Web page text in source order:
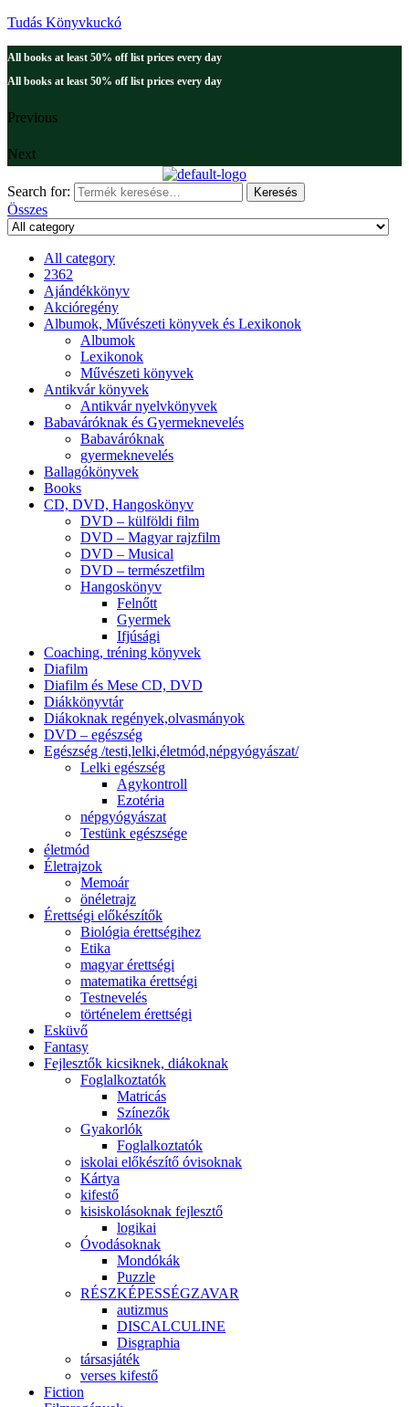
Tudás Könyvkuckó
All books at least 50% off list prices every day
All books at least 50% off list prices every day
Previous
Next
Search for: Keresés
Összes
All category
2362
Ajándékkönyv
Akcióregény
Albumok, Művészeti könyvek és Lexikonok
Albumok
Lexikonok
Művészeti könyvek
Antikvár könyvek
Antikvár nyelvkönyvek
Babaváróknak és Gyermeknevelés
Babaváróknak
gyermeknevelés
Ballagókönyvek
Books
CD, DVD, Hangoskönyv
DVD – külföldi film
DVD – Magyar rajzfilm
DVD – Musical
DVD – természetfilm
Hangoskönyv
Felnőtt
Gyermek
Ifjúsági
Coaching, tréning könyvek
Diafilm
Diafilm és Mese CD, DVD
Diákkönyvtár
Diákoknak regények,olvasmányok
DVD – egészség
Egészség /testi,lelki,életmód,népgyógyászat/
Lelki egészség
Agykontroll
Ezotéria
népgyógyászat
Testünk egészsége
életmód
Életrajzok
Memoár
önéletrajz
Érettségi előkészítők
Biológia érettségihez
Etika
magyar érettségi
matematika érettségi
Testnevelés
történelem érettségi
Esküvő
Fantasy
Fejlesztők kicsiknek, diákoknak
Foglalkoztatók
Matricás
Színezők
Gyakorlók
Foglalkoztatók
iskolai előkészítő óvisoknak
Kártya
kifestő
kisiskolásoknak fejlesztő
logikai
Óvodásoknak
Mondókák
Puzzle
RÉSZKÉPESSÉGZAVAR
autizmus
DISCALCULINE
Disgraphia
társasjáték
verses kifestő
Fiction